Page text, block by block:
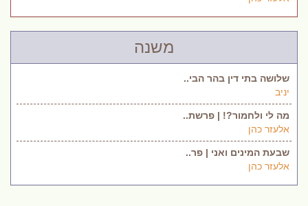
משנה
שלושה בתי דין בהר הבי..
יניב
מה לי ולחמור?! | פרשת..
אלעזר כהן
שבעת המינים ואני | פר..
אלעזר כהן